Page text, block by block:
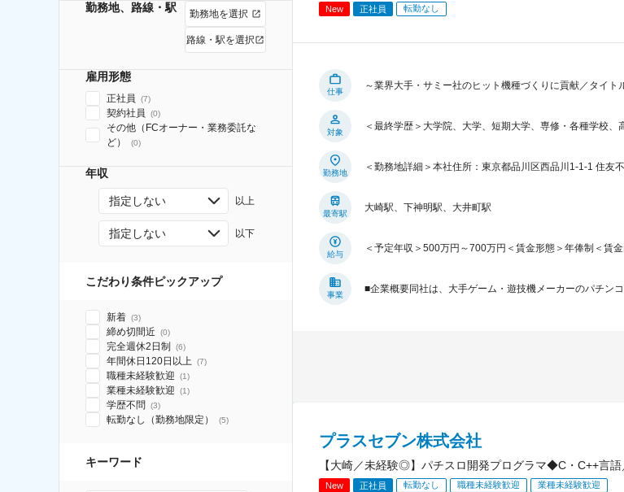
勤務地、路線・駅 勤務地を選択
路線・駅を選択
雇用形態
正社員 (7)
契約社員 (0)
その他（FCオーナー・業務委託な
ど）
(0)
年収
指定しない 以上
指定しない 以下
こだわり条件ピックアップ
新着 (3)
締め切間近 (0)
完全週休2日制 (6)
年間休日120日以上 (7)
職種未経験歓迎 (1)
業種未経験歓迎 (1)
学歴不問 (3)
転勤なし（勤務地限定） (5)
キーワード
New 正社員 転勤なし
仕事
～業界大手・サミー社のヒット機種づくりに貢献／タイ
対象
＜最終学歴＞大学院、大学、短期大学、専修・各種学校、
勤務地
＜勤務地詳細＞本社住所：東京都品川区西品川1-1-1 住友
最寄駅
大崎駅、下神明駅、大井町駅
給与
＜予定年収＞500万円～700万円＜賃金形態＞年俸制＜賃
事業
■企業概要同社は、大手ゲーム・遊技機メーカーのパチン
プラスセブン株式会社
【大崎／未経験◎】パチスロ開発プログラマ◆C・C++言
New 正社員 転勤なし 職種未経験歓迎 業種未経験歓迎